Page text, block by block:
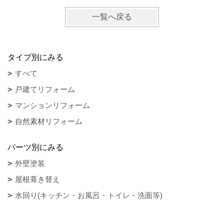
一覧へ戻る
タイプ別にみる
すべて
戸建てリフォーム
マンションリフォーム
自然素材リフォーム
パーツ別にみる
外壁塗装
屋根葺き替え
水回り(キッチン・お風呂・トイレ・洗面等)